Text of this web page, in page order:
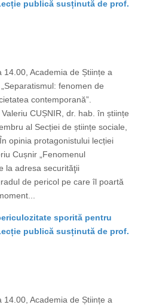
publică susținută de prof.
Academia de Științe a
fenomen de
contemporană”.
CUȘNIR, dr. hab. în științe
al Secției de științe sociale,
opinia protagonistului lecției
Cușnir „Fenomenul
la adresa securităţii
de pericol pe care îl poartă
sporită pentru
publică susținută de prof.
Academia de Științe a